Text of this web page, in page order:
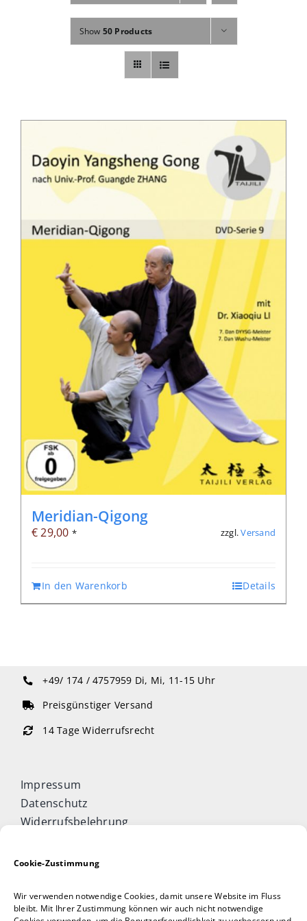
Cookie-Zustimmung
Wir verwenden notwendige Cookies, damit unsere Website im Fluss
bleibt. Mit Ihrer Zustimmung können wir auch nicht notwendige
Fachbücher
Poster, Karten, Medien
Show 50 Products
Meridian-Qigong
€29,00 * zzgl.Versand
In den Warenkorb Details
+49/ 174 / 4757959 Di, Mi, 11-15 Uhr
Preisgünstiger Versand
14 Tage Widerrufsrecht
Impressum
Datenschutz
Widerrufsbelehrung
Allgemeine Geschäftsbedingungen
Taijiquan & Qigong Journal